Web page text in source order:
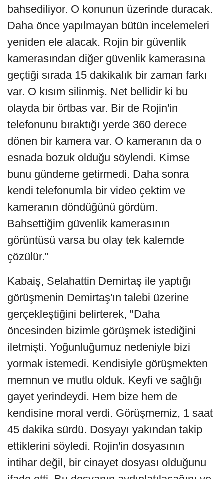
bahsediliyor. O konunun üzerinde duracak.
Daha önce yapılmayan bütün incelemeleri
yeniden ele alacak. Rojin bir güvenlik
kamerasından diğer güvenlik kamerasına
geçtiği sırada 15 dakikalık bir zaman farkı
var. O kısım silinmiş. Net bellidir ki bu
olayda bir örtbas var. Bir de Rojin'in
telefonunu bıraktığı yerde 360 derece
dönen bir kamera var. O kameranın da o
esnada bozuk olduğu söylendi. Kimse
bunu gündeme getirmedi. Daha sonra
kendi telefonumla bir video çektim ve
kameranın döndüğünü gördüm.
Bahsettiğim güvenlik kamerasının
görüntüsü varsa bu olay tek kalemde
çözülür."
Kabaiş, Selahattin Demirtaş ile yaptığı
görüşmenin Demirtaş'ın talebi üzerine
gerçekleştiğini belirterek, "Daha
öncesinden bizimle görüşmek istediğini
iletmişti. Yoğunluğumuz nedeniyle bizi
yormak istemedi. Kendisiyle görüşmekten
memnun ve mutlu olduk. Keyfi ve sağlığı
gayet yerindeydi. Hem bize hem de
kendisine moral verdi. Görüşmemiz, 1 saat
45 dakika sürdü. Dosyayı yakından takip
ettiklerini söyledi. Rojin'in dosyasının
intihar değil, bir cinayet dosyası olduğunu